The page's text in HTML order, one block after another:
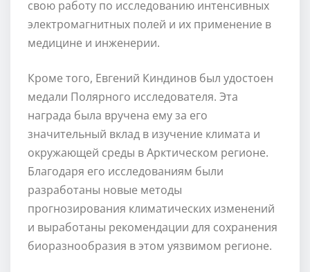
свою работу по исследованию интенсивных
электромагнитных полей и их применение в
медицине и инженерии.
Кроме того, Евгений Киндинов был удостоен
медали Полярного исследователя. Эта
награда была вручена ему за его
значительный вклад в изучение климата и
окружающей среды в Арктическом регионе.
Благодаря его исследованиям были
разработаны новые методы
прогнозирования климатических изменений
и выработаны рекомендации для сохранения
биоразнообразия в этом уязвимом регионе.